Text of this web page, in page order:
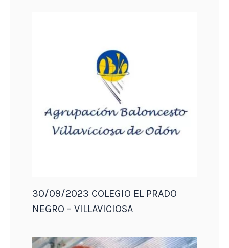
30/09/2023 COLEGIO EL PRADO
NEGRO – VILLAVICIOSA